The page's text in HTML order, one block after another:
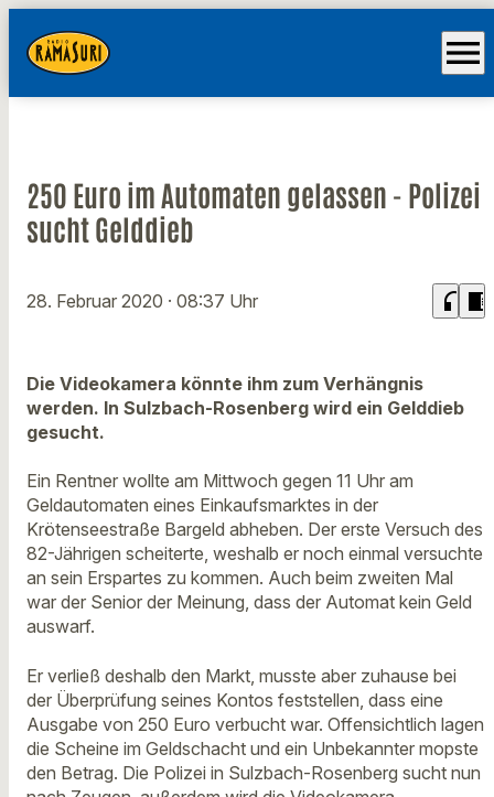
menu
250 Euro im Automaten gelassen - Polizei
sucht Gelddieb
28. Februar 2020 · 08:37 Uhr headphones chrome_reader_mode
Die Videokamera könnte ihm zum Verhängnis
werden. In Sulzbach-Rosenberg wird ein Gelddieb
gesucht.
Ein Rentner wollte am Mittwoch gegen 11 Uhr am
Geldautomaten eines Einkaufsmarktes in der
Krötenseestraße Bargeld abheben. Der erste Versuch des
82-Jährigen scheiterte, weshalb er noch einmal versuchte
an sein Erspartes zu kommen. Auch beim zweiten Mal
war der Senior der Meinung, dass der Automat kein Geld
auswarf.
Er verließ deshalb den Markt, musste aber zuhause bei
der Überprüfung seines Kontos feststellen, dass eine
Ausgabe von 250 Euro verbucht war. Offensichtlich lagen
die Scheine im Geldschacht und ein Unbekannter mopste
den Betrag. Die Polizei in Sulzbach-Rosenberg sucht nun